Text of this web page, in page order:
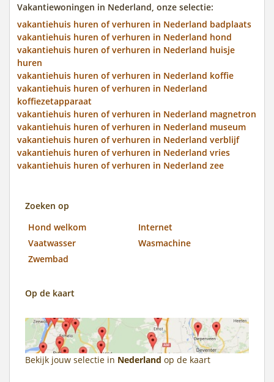
Vakantiewoningen in Nederland, onze selectie:
vakantiehuis huren of verhuren in Nederland badplaats
vakantiehuis huren of verhuren in Nederland hond
vakantiehuis huren of verhuren in Nederland huisje
huren
vakantiehuis huren of verhuren in Nederland koffie
vakantiehuis huren of verhuren in Nederland
koffiezetapparaat
vakantiehuis huren of verhuren in Nederland magnetron
vakantiehuis huren of verhuren in Nederland museum
vakantiehuis huren of verhuren in Nederland verblijf
vakantiehuis huren of verhuren in Nederland vries
vakantiehuis huren of verhuren in Nederland zee
Zoeken op
Hond welkom
Internet
Vaatwasser
Wasmachine
Zwembad
Op de kaart
Bekijk jouw selectie in Nederland op de kaart